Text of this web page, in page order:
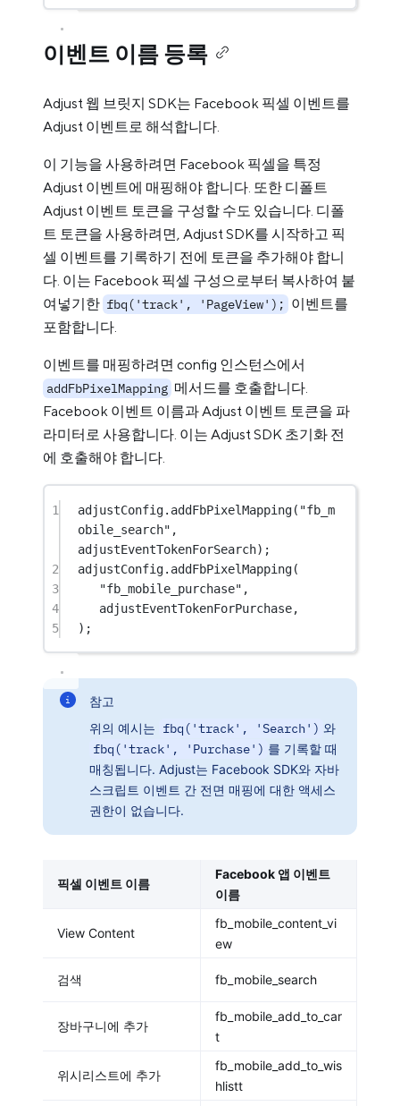
이벤트 이름 등록
Adjust 웹 브릿지 SDK는 Facebook 픽셀 이벤트를
Adjust 이벤트로 해석합니다.
이 기능을 사용하려면 Facebook 픽셀을 특정
Adjust 이벤트에 매핑해야 합니다. 또한 디폴트
Adjust 이벤트 토큰을 구성할 수도 있습니다. 디폴
트 토큰을 사용하려면, Adjust SDK를 시작하고 픽
셀 이벤트를 기록하기 전에 토큰을 추가해야 합니
다. 이는 Facebook 픽셀 구성으로부터 복사하여 붙
여넣기한 fbq('track', 'PageView'); 이벤트를
포함합니다.
이벤트를 매핑하려면 config 인스턴스에서
addFbPixelMapping 메서드를 호출합니다.
Facebook 이벤트 이름과 Adjust 이벤트 토큰을 파
라미터로 사용합니다. 이는 Adjust SDK 초기화 전
에 호출해야 합니다.
1 adjustConfig. addFbPixelMapping( "fb_m
obile_search" ,
adjustEventTokenForSearch);
2
adjustConfig. addFbPixelMapping(
3
"fb_mobile_purchase" ,
4
adjustEventTokenForPurchase,
5
);
참고
위의 예시는 fbq('track', 'Search') 와
fbq('track', 'Purchase') 를 기록할 때
매칭됩니다. Adjust는 Facebook SDK와 자바
스크립트 이벤트 간 전면 매핑에 대한 액세스
권한이 없습니다.
픽셀 이벤트 이름
Facebook 앱 이벤트
이름
View Content
fb_mobile_content_vi
ew
검색 fb_mobile_search
장바구니에 추가
fb_mobile_add_to_car
t
위시리스트에 추가
fb_mobile_add_to_wis
hlistt